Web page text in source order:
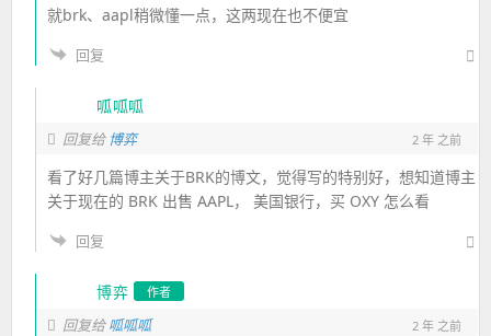
就brk、aapl稍微懂一点，这两现在也不便宜
回复
呱呱呱
回复给 博弈 2 年 之前
看了好几篇博主关于BRK的博文，觉得写的特别好，想知道博主
关于现在的 BRK 出售 AAPL， 美国银行，买 OXY 怎么看
回复
博弈 作者
回复给呱呱呱 2 年 之前